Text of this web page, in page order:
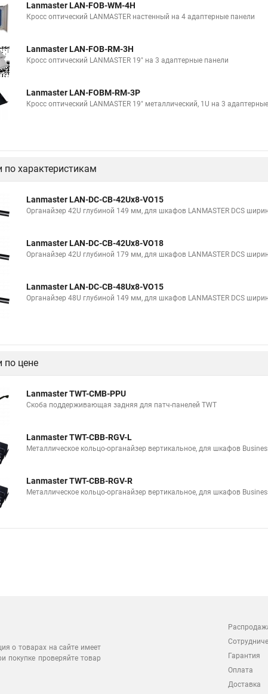
Lanmaster LAN-FOB-WM-4H
Кросс оптический LANMASTER настенный на 4 адаптерные панели
Lanmaster LAN-FOB-RM-3H
Кросс оптический LANMASTER 19" на 3 адаптерные панели
Lanmaster LAN-FOBM-RM-3P
Кросс оптический LANMASTER 19" металлический, 1U на 3
по характеристикам
Lanmaster LAN-DC-CB-42Ux8-VO15
Органайзер 42U глубиной 149 мм, для шкафов LANMASTER DCS
Lanmaster LAN-DC-CB-42Ux8-VO18
Органайзер 42U глубиной 179 мм, для шкафов LANMASTER DCS
Lanmaster LAN-DC-CB-48Ux8-VO15
Органайзер 48U глубиной 149 мм, для шкафов LANMASTER DCS
по цене
Lanmaster TWT-CMB-PPU
Скоба поддерживающая задняя для патч-панелей TWT
Lanmaster TWT-CBB-RGV-L
Металлическое кольцо-органайзер вертикальное, для шкафов
Lanmaster TWT-CBB-RGV-R
Металлическое кольцо-органайзер вертикальное, для шкафов
о товарах на сайте имеет
покупке проверяйте товар
Гарантия
Оплата
Доставка